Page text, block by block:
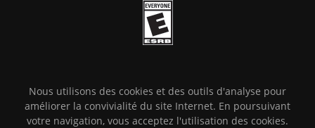
Nous utilisons des cookies et des outils d'analyse pour
améliorer la convivialité du site Internet. En poursuivant
votre navigation, vous acceptez l'utilisation des cookies.